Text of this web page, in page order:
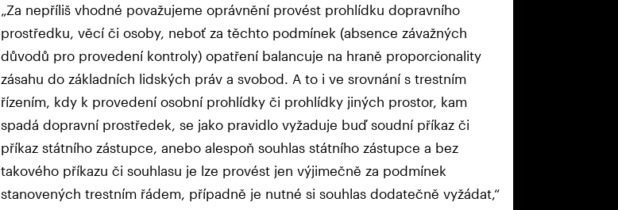
„Za nepříliš vhodné považujeme oprávnění provést prohlídku dopravního
prostředku, věcí či osoby, neboť za těchto podmínek (absence závažných
důvodů pro provedení kontroly) opatření balancuje na hraně proporcionality
zásahu do základních lidských práv a svobod. A to i ve srovnání s trestním
řízením, kdy k provedení osobní prohlídky či prohlídky jiných prostor, kam
spadá dopravní prostředek, se jako pravidlo vyžaduje buď soudní příkaz či
příkaz státního zástupce, anebo alespoň souhlas státního zástupce a bez
takového příkazu či souhlasu je lze provést jen výjimečně za podmínek
stanovených trestním řádem, případně je nutné si souhlas dodatečně vyžádat,“